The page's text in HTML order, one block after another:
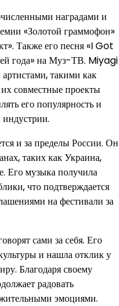
наградами и
«Золотой граммофон»
Также его песня «I Got
года» на Муз-ТВ. Miyagi
такими как
совместные проекты
его популярность и
и за пределы России. Он
таких как Украина,
Его музыка получила
что подтверждается
на фестивали за
сами за себя. Его
и нашла отклик у
Благодаря своему
радовать
эмоциями.